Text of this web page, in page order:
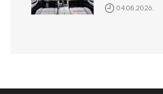
04.08.2026.